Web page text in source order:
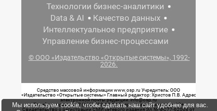
Технологии бизнес-аналитики
Data & AI
Качество данных
Интеллектуальное предприятие
Управление бизнес-процессами
© ООО «Издательство «Открытые системы», 1992-
2026.
Средство массовой информации www.osp.ru Учредитель: ООО
«Издательство «Открытые системы» Главный редактор: Христов П.В. Адрес
электронной почты редакции: info@osp.ru
Телефон редакции: 7 (499) 703-18-54 Возрастная маркировка: 12+
Свидетельство о регистрации СМИ сетевого издания Эл.№ ФС77-62008 от
Мы используем cookie, чтобы сделать наш сайт удобнее для вас.